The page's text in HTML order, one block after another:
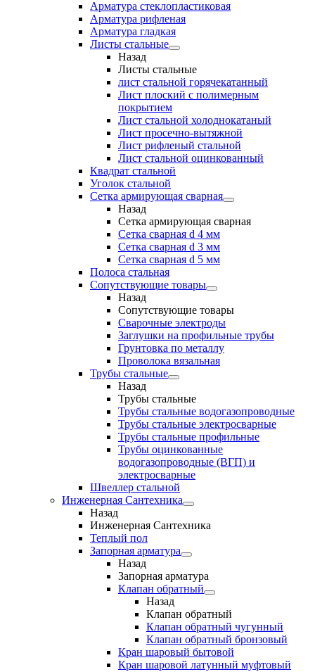
Арматура стеклопластиковая
Арматура рифленая
Арматура гладкая
Листы стальные
Назад
Листы стальные
лист стальной горячекатанный
Лист плоский с полимерным
покрытием
Лист стальной холоднокатаный
Лист просечно-вытяжной
Лист рифленый стальной
Лист стальной оцинкованный
Квадрат стальной
Уголок стальной
Сетка армирующая сварная
Назад
Сетка армирующая сварная
Сетка сварная d 4 мм
Сетка сварная d 3 мм
Сетка сварная d 5 мм
Полоса стальная
Сопутствующие товары
Назад
Сопутствующие товары
Сварочные электроды
Заглушки на профильные трубы
Грунтовка по металлу
Проволока вязальная
Трубы стальные
Назад
Трубы стальные
Трубы стальные водогазопроводные
Трубы стальные электросварные
Трубы стальные профильные
Трубы оцинкованные
водогазопроводные (ВГП) и
электросварные
Швеллер стальной
Инженерная Сантехника
Назад
Инженерная Сантехника
Теплый пол
Запорная арматура
Назад
Запорная арматура
Клапан обратный
Назад
Клапан обратный
Клапан обратный чугунный
Клапан обратный бронзовый
Кран шаровый бытовой
Кран шаровой латунный муфтовый